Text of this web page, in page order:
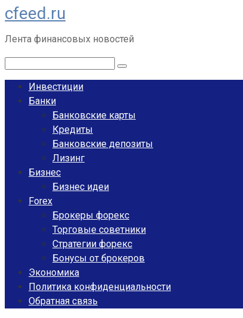
Перейти
к
контенту
cfeed.ru
Лента финансовых новостей
Инвестиции
Банки
Банковские карты
Кредиты
Банковские депозиты
Лизинг
Бизнес
Бизнес идеи
Forex
Брокеры форекс
Торговые советники
Стратегии форекс
Бонусы от брокеров
Экономика
Политика конфиденциальности
Обратная связь